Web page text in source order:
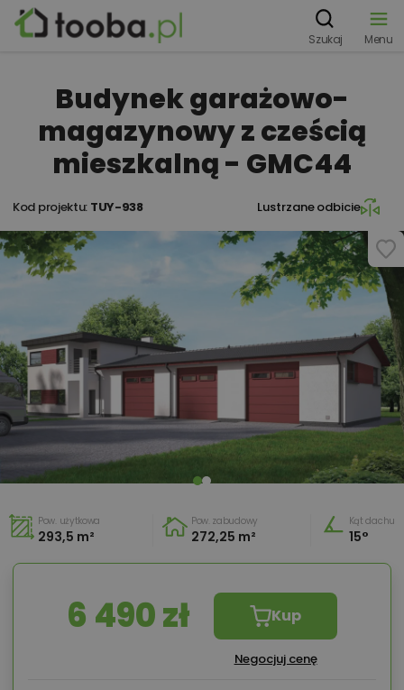
Szukaj Menu
Budynek garażowo-
magazynowy z cześcią
mieszkalną - GMC44
Kod projektu: TUY-938 Lustrzane odbicie
Pow. użytkowa
293,5 m²
Pow. zabudowy
272,25 m²
Kąt dachu
15°
6 490 zł Kup
Negocjuj cenę